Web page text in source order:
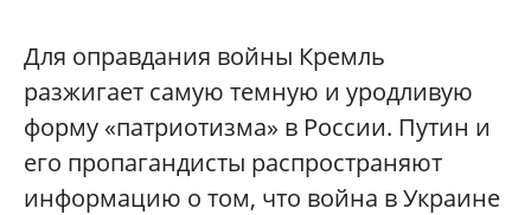
Для оправдания войны Кремль
разжигает самую темную и уродливую
форму «патриотизма» в России. Путин и
его пропагандисты распространяют
информацию о том, что война в Украине